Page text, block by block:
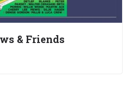
& Friends